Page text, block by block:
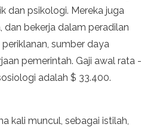
dan psikologi. Mereka juga
dan bekerja dalam peradilan
sumber daya
pemerintah. Gaji awal rata -
adalah $ 33.400.
kali muncul, sebagai istilah,